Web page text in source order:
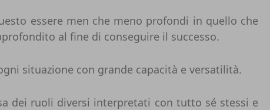
essere men che meno profondi in quello che
al fine di conseguire il successo.
situazione con grande capacità e versatilità.
dei ruoli diversi interpretati con tutto sé stessi e